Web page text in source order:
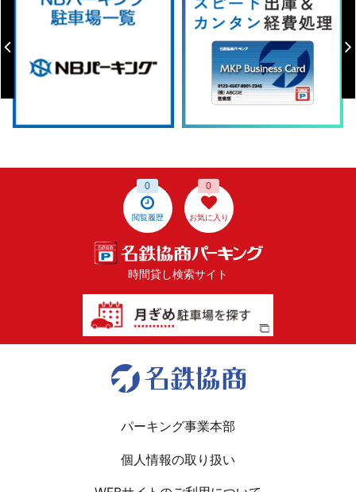
閲覧履歴
0
お気に入り
0
時間貸し検索サイト
パーキング事業本部
個人情報の取り扱い